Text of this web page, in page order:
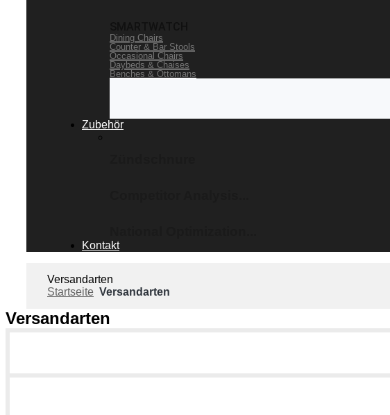
Dining Chairs
Counter & Bar Stools
Occasional Chairs
Daybeds & Chaises
Benches & Ottomans
Zubehör
Kontakt
Versandarten
Startseite Versandarten
Versandarten